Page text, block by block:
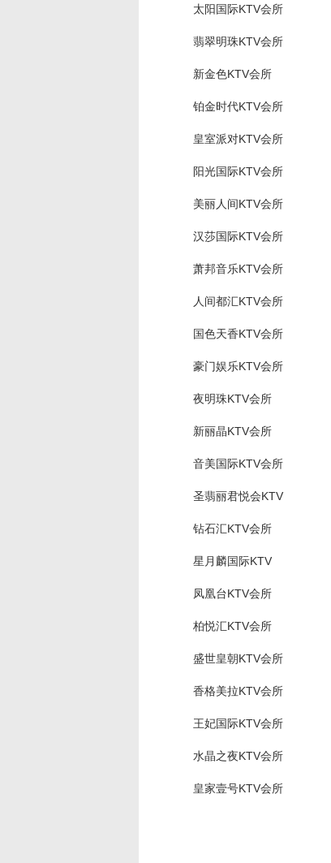
太阳国际KTV会所
翡翠明珠KTV会所
新金色KTV会所
铂金时代KTV会所
皇室派对KTV会所
阳光国际KTV会所
美丽人间KTV会所
汉莎国际KTV会所
萧邦音乐KTV会所
人间都汇KTV会所
国色天香KTV会所
豪门娱乐KTV会所
夜明珠KTV会所
新丽晶KTV会所
音美国际KTV会所
圣翡丽君悦会KTV
钻石汇KTV会所
星月麟国际KTV
凤凰台KTV会所
柏悦汇KTV会所
盛世皇朝KTV会所
香格美拉KTV会所
王妃国际KTV会所
水晶之夜KTV会所
皇家壹号KTV会所